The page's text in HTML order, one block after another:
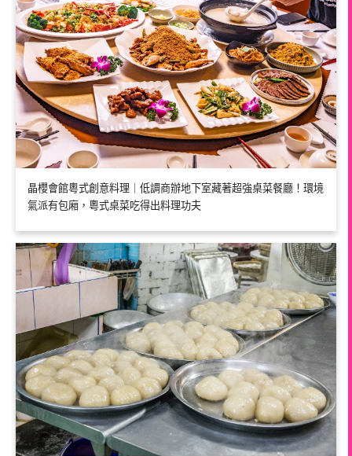
晶櫻會館粵式創意料理｜低調商辦地下室藏著超強桌菜餐廳！環境
氣派有包廂，粵式桌菜吃得出料理功夫